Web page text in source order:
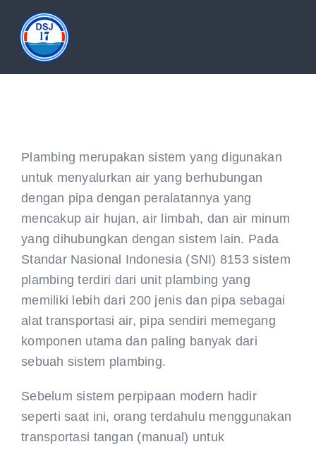
content
PRODUCT
DOCUMENTATION
ARTICLES
CONTACT US
Plambing merupakan sistem yang digunakan
untuk menyalurkan air yang berhubungan
dengan pipa dengan peralatannya yang
mencakup air hujan, air limbah, dan air minum
yang dihubungkan dengan sistem lain. Pada
Standar Nasional Indonesia (SNI) 8153 sistem
plambing terdiri dari unit plambing yang
memiliki lebih dari 200 jenis dan pipa sebagai
alat transportasi air, pipa sendiri memegang
komponen utama dan paling banyak dari
sebuah sistem plambing.
Sebelum sistem perpipaan modern hadir
seperti saat ini, orang terdahulu menggunakan
transportasi tangan (manual) untuk